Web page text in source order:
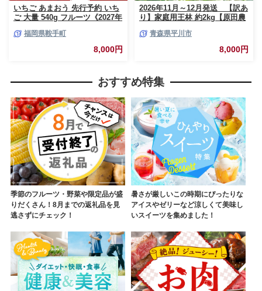
いちご あまおう 先行予約 いち
ご 大量 540g フルーツ《2027年
だもの 果物 福岡県 鞍手町【配
福岡県鞍手町
8,000円
2026年11月～12月発送 【訳あ
り】家庭用王林 約2kg【原田農
りんご リンゴ 林檎 くだもの 果
青森県平川市
8,000円
おすすめ特集
季節のフルーツ・野菜や限定品が盛
りだくさん！8月までの返礼品を見
逃さずにチェック！
暑さが厳しいこの時期にぴったりな
アイスやゼリーなど涼しくて美味し
いスイーツを集めました！